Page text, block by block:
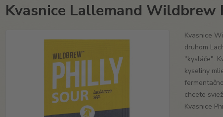
Kvasnice Lallemand Wildbrew
Kvasnice
druhom
"kysláče".
kyseliny
chcete
Kvasnice